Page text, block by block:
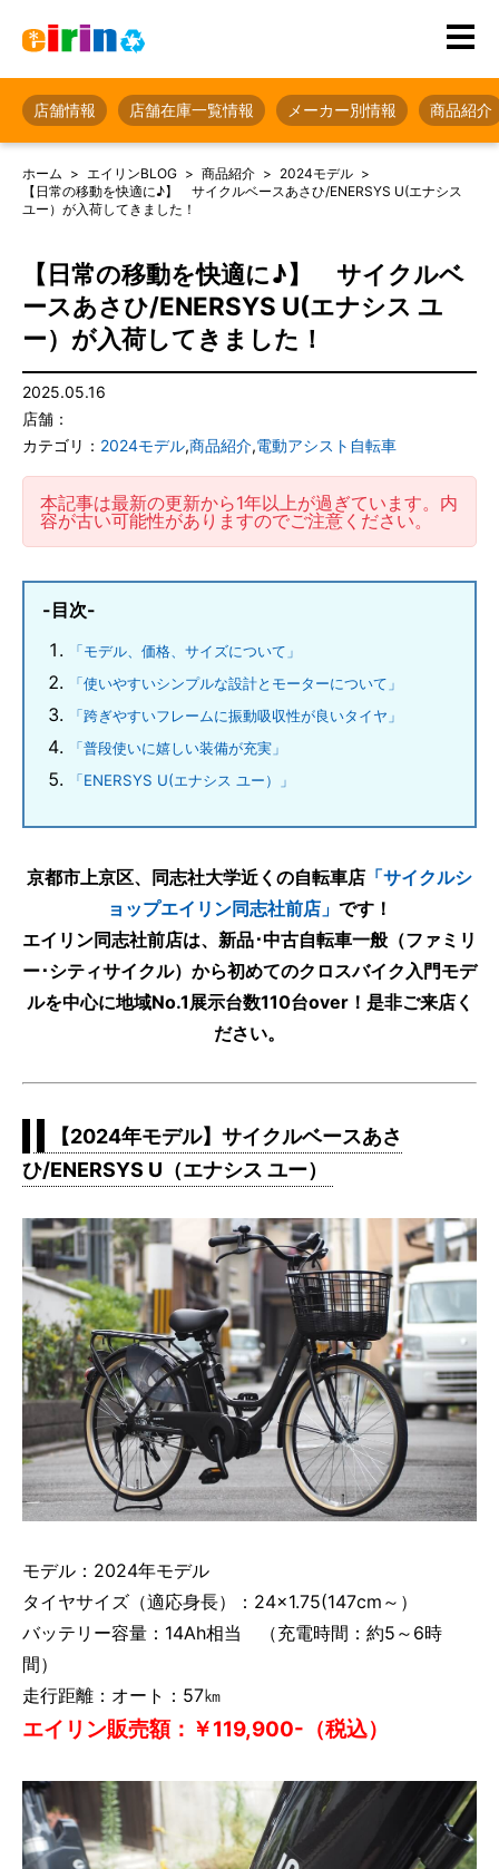
店舗情報 店舗在庫一覧情報 メーカー別情報 商品紹介
ホーム エイリンBLOG 商品紹介
2024モデル
【日常の移動を快適に♪】 サイクルベースあさひ/ENERSYS U(エナシス
ユー）が入荷してきました！
【日常の移動を快適に♪】 サイクルベ
ースあさひ/ENERSYS U(エナシス ユ
ー）が入荷してきました！
2025.05.16
店舗：
カテゴリ： 2024モデル,商品紹介,電動アシスト自転車
本記事は最新の更新から1年以上が過ぎています。内
容が古い可能性がありますのでご注意ください。
-目次-
「モデル、価格、サイズについて」
「使いやすいシンプルな設計とモーターについて」
「跨ぎやすいフレームに振動吸収性が良いタイヤ」
「普段使いに嬉しい装備が充実」
「ENERSYS U(エナシス ユー）」
京都市上京区、同志社大学近くの自転車店 「サイクルシ
ョップエイリン同志社前店」 です！
エイリン同志社前店は、新品･中古自転車一般（ファミリ
ー･シティサイクル）から初めてのクロスバイク入門モデ
ルを中心に地域No.1展示台数110台over！是非ご来店く
ださい。
【2024年モデル】サイクルベースあさ
ひ/ENERSYS U（エナシス ユー）
モデル：2024年モデル
タイヤサイズ（適応身長）：24×1.75(147cm～）
バッテリー容量：14Ah相当 （充電時間：約5～6時
間）
走行距離：オート：57㎞
エイリン販売額：￥119,900-（税込）